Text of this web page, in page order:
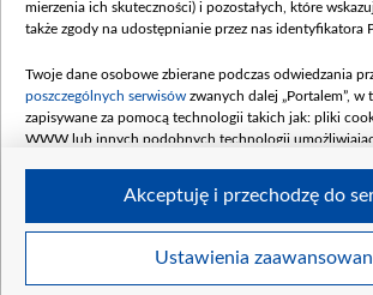
mierzenia ich skuteczności) i pozostałych, które
także zgody na udostępnianie przez nas identyfikatora
Twoje dane osobowe zbierane podczas odwiedzania
poszczególnych serwisów zwanych dalej „Portalem”,
zapisywane za pomocą technologii takich jak: pliki
WWW lub innych podobnych technologii
Twoje dane osobowe zbierane podczas odwiedzania
Ustawienia
Akceptuję i przechodzę do